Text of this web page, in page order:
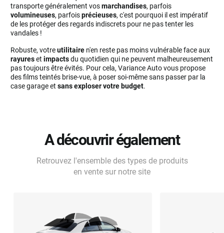
transporte généralement vosmarchandises, parfois
volumineuses, parfoisprécieuses, c'est pourquoi il est impératif
de les protéger des regards indiscrets pour ne pas tenter les
vandales !
Robuste, votreutilitaire n'en reste pas moins vulnérable face aux
rayuresetimpactsdu quotidien qui ne peuvent malheureusement
pas toujours être évités. Pour cela, Variance Auto vous propose
des films teintés brise-vue, à poser soi-même sans passer par la
case garage etsans exploser votre budget.
A découvrir également
Retrouvez l'ensemble des types de produits
en vente sur notre site